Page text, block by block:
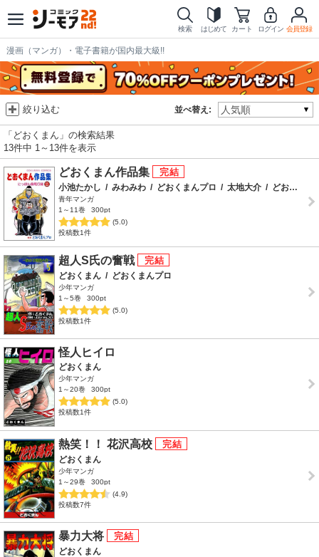
検索 はじめて カート ログイン 会員登録
漫画（マンガ）・電子書籍が国内最大級!!
並べ替え:
絞り込む
「どおくまん」の検索結果
13件中 1～13件を表示
どおくまん作品集
小池たかし / みわみわ / どおくまんプロ / 太地大介 / どおくまん
青年マンガ
1～11巻
300pt
(5.0)
投稿数1件
超人S氏の奮戦
どおくまん / どおくまんプロ
少年マンガ
1～5巻
300pt
(5.0)
投稿数1件
怪人ヒイロ
どおくまん
少年マンガ
1～20巻
300pt
(5.0)
投稿数1件
熱笑！！ 花沢高校
どおくまん
少年マンガ
1～29巻
300pt
(4.9)
投稿数7件
暴力大将
どおくまん